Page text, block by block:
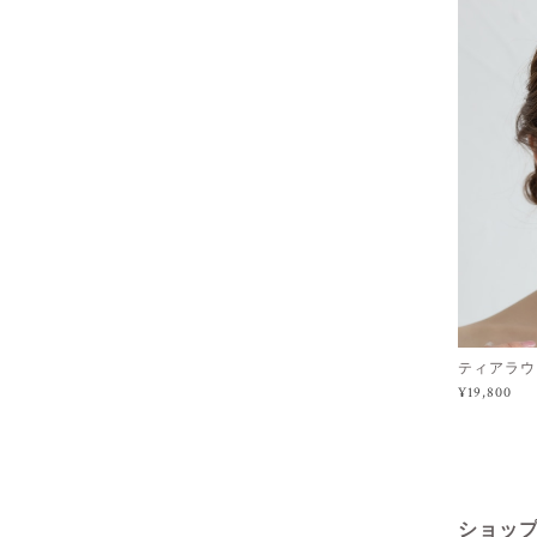
ティアラ
¥19,800
ショッ